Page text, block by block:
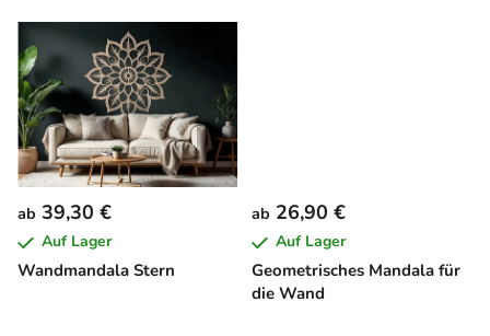
d
u
k
t
e
Wandmandala Stern
ab 39,30 €
Auf Lager
Geometrisches Mandala für
die Wand
ab 26,90 €
Auf Lager